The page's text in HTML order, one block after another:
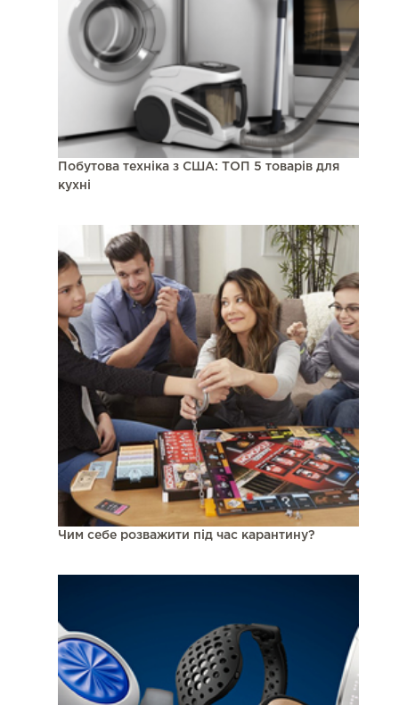
Побутова техніка з США: ТОП 5 товарів для
кухні
Чим себе розважити під час карантину?